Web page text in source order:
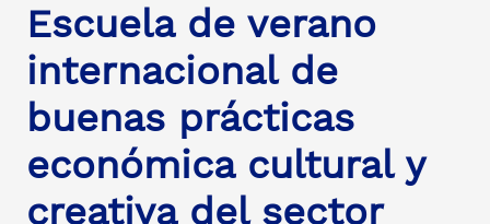
Escuela de verano
internacional de
buenas prácticas
económica cultural y
creativa del sector